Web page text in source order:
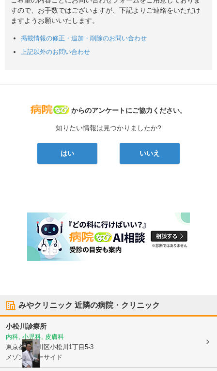
すので、お手数ではございますが、下記よりご連絡をいただけ
ますようお願いいたします。
掲載情報の修正・追加・削除のお問い合わせ
上記以外のお問い合わせ
病院なび
からのアンケートにご協力ください。
知りたい情報は見つかりましたか?
はい いいえ
みやクリニック 近隣の病院・クリニック
小松川診療所
内科, 小児科, 皮膚科
東京都江戸川区小松川1丁目5-3
メゾンリバーサイド